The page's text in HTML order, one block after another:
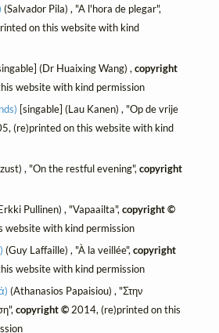
(Salvador Pila) , "A l'hora de plegar",
on this website with kind
(Dr Huaixing Wang) ,copyright
website with kind permission
[singable] (Lau Kanen) , "Op de vrije
(re)printed on this website with kind
, "On the restful evening",copyright
Pullinen) , "Vapaailta",copyright ©
website with kind permission
(Guy Laffaille) , "À la veillée",copyright
website with kind permission
(Athanasios Papaisiou) , "Στην
copyright ©2014, (re)printed on this